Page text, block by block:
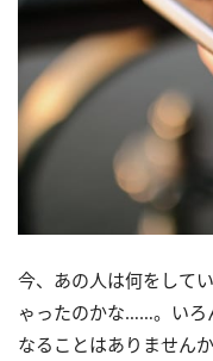
今、あの人は何をして
ゃったのかな……。いろ
なることはありませんか